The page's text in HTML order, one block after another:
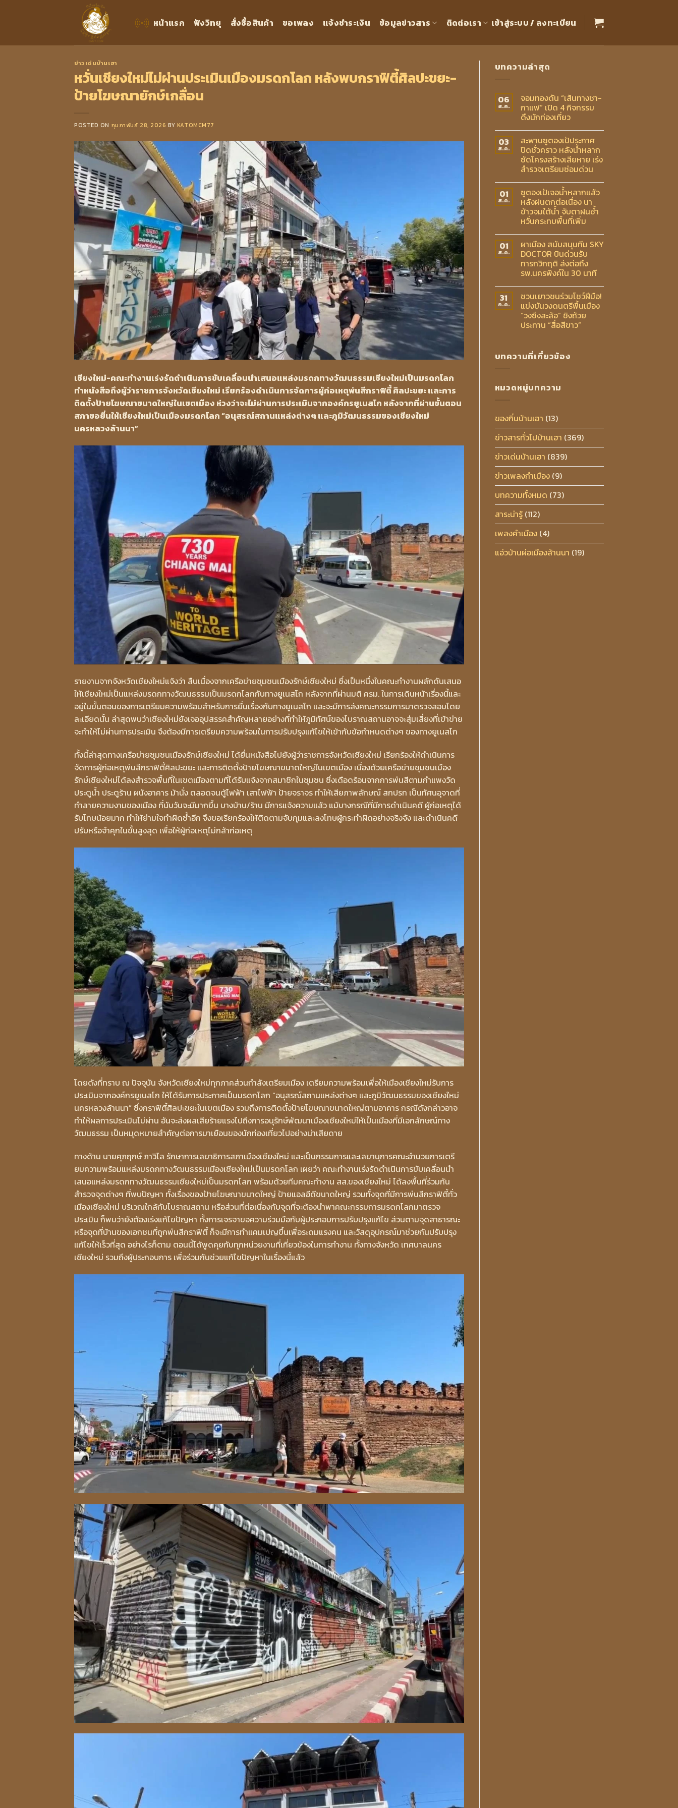
หน้าแรก ฟังวิทยุ สั่งซื้อสินค้า ขอเพลง แจ้งชำระเงิน ข้อมูลข่าวสาร ติดต่อเรา เข้าสู่ระบบ / ลงทะเบียน
ข่าวเด่นบ้านเฮา
หวั่นเชียงใหม่ไม่ผ่านประเมินเมืองมรดกโลก หลังพบกราฟิตี้ศิลปะขยะ-
ป้ายโฆษณายักษ์เกลื่อน
POSTED ON กุมภาพันธ์ 28, 2026 BY KATOMCM77
เชียงใหม่-คณะทำงานเร่งรัดดำเนินการขับเคลื่อนนำเสนอแหล่งมรดกทางวัฒนธรรมเชียงใหม่เป็นมรดกโลก
ทำหนังสือถึงผู้ว่าราชการจังหวัดเชียงใหม่ เรียกร้องดำเนินการจัดการผู้ก่อเหตุพ่นสีกราฟิตี้ ศิลปะขยะ และการ
ติดตั้งป้ายโฆษณาขนาดใหญ่ในเขตเมือง ห่วงว่าจะไม่ผ่านการประเมินจากองค์กรยูเนสโก หลังจากที่ผ่านขั้นตอน
สภาขอยื่นให้เชียงใหม่เป็นเมืองมรดกโลก “อนุสรณ์สถานแหล่งต่างๆ และภูมิวัฒนธรรมของเชียงใหม่
นครหลวงล้านนา”
รายงานจากจังหวัดเชียงใหม่แจ้งว่า สืบเนื่องจากเครือข่ายชุมชนเมืองรักษ์เชียงใหม่ ซึ่งเป็นหนึ่งในคณะทำงานผลักดันเสนอ
ให้เชียงใหม่เป็นแหล่งมรดกทางวัฒนธรรมเป็นมรดกโลกกับทางยูเนสโก หลังจากที่ผ่านมติ ครม. ในการเดินหน้าเรื่องนี้และ
อยู่ในขั้นตอนของการเตรียมความพร้อมสำหรับการยื่นเรื่องกับทางยูเนสโก และจะมีการส่งคณะกรรมการมาตรวจสอบโดย
ละเอียดนั้น ล่าสุดพบว่าเชียงใหม่ยังเจออุปสรรคสำคัญหลายอย่างที่ทำให้ภูมิทัศน์ของโบราณสถานอาจจะสุ่มเสี่ยงที่เข้าข่าย
จะทำให้ไม่ผ่านการประเมิน จึงต้องมีการเตรียมความพร้อมในการปรับปรุงแก้ไขให้เข้ากับข้อกำหนดต่างๆ ของทางยูเนสโก
ทั้งนี้ล่าสุดทางเครือข่ายชุมชนเมืองรักษ์เชียงใหม่ ได้ยื่นหนังสือไปยังผู้ว่าราชการจังหวัดเชียงใหม่ เรียกร้องให้ดำเนินการ
จัดการผู้ก่อเหตุพ่นสีกราฟิตี้ศิลปะขยะ และการติดตั้งป้ายโฆษณาขนาดใหญ่ในเขตเมือง เนื่องด้วยเครือข่ายชุมชนเมือง
รักษ์เชียงใหม่ได้ลงสำรวจพื้นที่ในเขตเมืองตามที่ได้รับแจ้งจากสมาชิกในชุมชน ซึ่งเดือดร้อนจากการพ่นสีตามกำแพงวัด
ประตูน้ำ ประตูร้าน ผนังอาคาร ม้านั่ง ตลอดจนตู้ไฟฟ้า เสาไฟฟ้า ป้ายจราจร ทำให้เสียภาพลักษณ์ สกปรก เป็นทัศนอุจาดที่
ทำลายความงามของเมือง ที่นับวันจะมีมากขึ้น บางบ้าน/ร้าน มีการแจ้งความแล้ว แม้บางกรณีที่มีการดำเนินคดี ผู้ก่อเหตุได้
รับโทษน้อยมาก ทำให้ย่ามใจทำผิดซ้ำอีก จึงขอเรียกร้องให้ติดตามจับกุมและลงโทษผู้กระทำผิดอย่างจริงจัง และดำเนินคดี
ปรับหรือจำคุกในขั้นสูงสุด เพื่อให้ผู้ก่อเหตุไม่กล้าก่อเหตุ
โดยดังที่ทราบ ณ ปัจจุบัน จังหวัดเชียงใหม่ทุกภาคส่วนกำลังเตรียมเมือง เตรียมความพร้อมเพื่อให้เมืองเชียงใหม่รับการ
ประเมินจากองค์กรยูเนสโก ให้ได้รับการประกาศเป็นมรดกโลก “อนุสรณ์สถานแหล่งต่างๆ และภูมิวัฒนธรรมของเชียงใหม่
นครหลวงล้านนา” ซึ่งกราฟิตี้ศิลปะขยะในเขตเมือง รวมถึงการติดตั้งป้ายโฆษณาขนาดใหญ่ตามอาคาร กรณีดังกล่าวอาจ
ทำให้ผลการประเมินไม่ผ่าน อันจะส่งผลเสียร้ายแรงไปถึงการอนุรักษ์พัฒนาเมืองเชียงใหม่ให้เป็นเมืองที่มีเอกลักษณ์ทาง
วัฒนธรรม เป็นหมุดหมายสำคัญต่อการมาเยือนของนักท่องเที่ยวไปอย่างน่าเสียดาย
ทางด้าน นายศุภฤกษ์ ภาวิไล รักษาการเลขาธิการสภาเมืองเชียงใหม่ และเป็นกรรมการและเลขานุการคณะอำนวยการเตรี
ยมความพร้อมแหล่งมรดกทางวัฒนธรรมเมืองเชียงใหม่เป็นมรดกโลก เผยว่า คณะทำงานเร่งรัดดำเนินการขับเคลื่อนนำ
เสนอแหล่งมรดกทางวัฒนธรรมเชียงใหม่เป็นมรดกโลก พร้อมด้วยทีมคณะทำงาน สส.ของเชียงใหม่ ได้ลงพื้นที่ร่วมกัน
สำรวจจุดต่างๆ ที่พบปัญหา ทั้งเรื่องของป้ายโฆษณาขนาดใหญ่ ป้ายแอลอีดีขนาดใหญ่ รวมทั้งจุดที่มีการพ่นสีกราฟิตี้ทั่ว
เมืองเชียงใหม่ บริเวณใกล้กับโบราณสถาน หรือส่วนที่ต่อเนื่องกับจุดที่จะต้องนำพาคณะกรรมการมรดกโลกมาตรวจ
ประเมิน ก็พบว่ายังต้องเร่งแก้ไขปัญหา ทั้งการเจรจาขอความร่วมมือกับผู้ประกอบการปรับปรุงแก้ไข ส่วนตามจุดสาธารณะ
หรือจุดที่บ้านของเอกชนที่ถูกพ่นสีกราฟิตี้ ก็จะมีการทำแคมเปญขึ้นเพื่อระดมแรงคน และวัสดุอุปกรณ์มาช่วยกันปรับปรุง
แก้ไขให้เร็วที่สุด อย่างไรก็ตาม ตอนนี้ได้พูดคุยกับทุกหน่วยงานที่เกี่ยวข้องในการทำงาน ทั้งทางจังหวัด เทศบาลนคร
เชียงใหม่ รวมถึงผู้ประกอบการ เพื่อร่วมกันช่วยแก้ไขปัญหาในเรื่องนี้แล้ว
บทความล่าสุด
06
ส.ค.
จอมทองดัน “เส้นทางชา-
กาแฟ” เปิด 4 กิจกรรม
ดึงนักท่องเที่ยว
03
ส.ค.
สะพานซูตองเป้ประกาศ
ปิดชั่วคราว หลังน้ำหลาก
ซัดโครงสร้างเสียหาย เร่ง
สำรวจเตรียมซ่อมด่วน
01
ส.ค.
ซูตองเป้เจอน้ำหลากแล้ว
หลังฝนตกต่อเนื่อง นา
ข้าวจมใต้น้ำ จับตาฝนซ้ำ
หวั่นกระทบพื้นที่เพิ่ม
01
ส.ค.
ผาเมือง สนับสนุนทีม SKY
DOCTOR บินด่วนรับ
ทารกวิกฤติ ส่งต่อถึง
รพ.นครพิงค์ใน 30 นาที
31
ก.ค.
ชวนเยาวชนร่วมโชว์ฝีมือ!
แข่งขันวงดนตรีพื้นเมือง
“วงซึงสะล้อ” ชิงถ้วย
ประทาน “สื่อสีขาว”
บทความที่เกี่ยวข้อง
หมวดหมู่บทความ
ของกิ๋นบ้านเฮา (13)
ข่าวสารทั่วไปบ้านเฮา (369)
ข่าวเด่นบ้านเฮา (839)
ข่าวเพลงกำเมือง(9)
บทความทั้งหมด (73)
สาระน่ารู้(112)
เพลงคำเมือง(4)
แอ่วบ้านผ่อเมืองล้านนา (19)